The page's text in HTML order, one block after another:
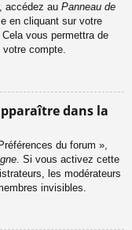
accédez au Panneau de
en cliquant sur votre
vous permettra de
compte.
dans la
du forum »,
. Si vous activez cette
les modérateurs
invisibles.